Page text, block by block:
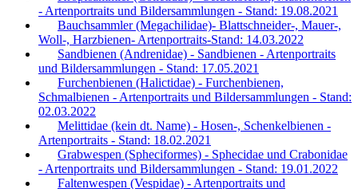
- Artenportraits und Bildersammlungen - Stand: 19.08.2021
Bauchsammler (Megachilidae)- Blattschneider-, Mauer-,
Woll-, Harzbienen- Artenportraits-Stand: 14.03.2022
Sandbienen (Andrenidae) - Sandbienen - Artenportraits
und Bildersammlungen - Stand: 17.05.2021
Furchenbienen (Halictidae) - Furchenbienen,
Schmalbienen - Artenportraits und Bildersammlungen - Stand:
02.03.2022
Melittidae (kein dt. Name) - Hosen-, Schenkelbienen -
Artenportraits - Stand: 18.02.2021
Grabwespen (Spheciformes) - Sphecidae und Crabonidae
- Artenportraits und Bildersammlungen - Stand: 19.01.2022
Faltenwespen (Vespidae) - Artenportraits und